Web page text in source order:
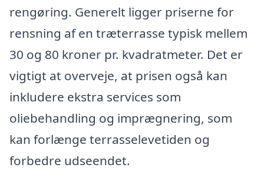
rengøring. Generelt ligger priserne for
rensning af en træterrasse typisk mellem
30 og 80 kroner pr. kvadratmeter. Det er
vigtigt at overveje, at prisen også kan
inkludere ekstra services som
oliebehandling og imprægnering, som
kan forlænge terrasselevetiden og
forbedre udseendet.